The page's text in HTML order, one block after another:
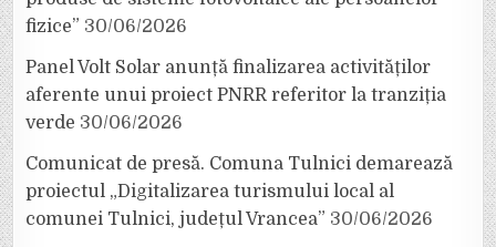
fizice” 30/06/2026
Panel Volt Solar anunță finalizarea activităților
aferente unui proiect PNRR referitor la tranziția
verde 30/06/2026
Comunicat de presă. Comuna Tulnici demarează
proiectul „Digitalizarea turismului local al
comunei Tulnici, județul Vrancea” 30/06/2026